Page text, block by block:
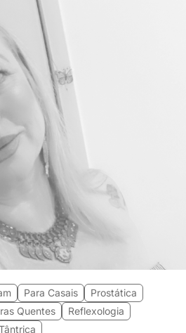
Para Casais
Prostática
Quentes
Reflexologia